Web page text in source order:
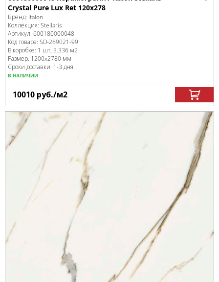
Crystal Pure Lux Ret 120x278
Бренд: Italon
Коллекция: Stellaris
Артикул: 600180000048
Код товара: SD-269021-99
В коробке: 1 шт, 3.336 м2
Размер: 1200x2780 мм
Сроки доставки: 1-3 дня
в наличии
10010 руб./м2